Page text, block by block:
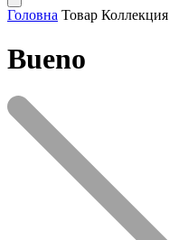
Головна Товар Коллекция
Bueno